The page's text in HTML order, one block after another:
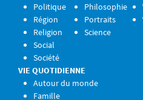
Politique
Région
Religion
Social
Société
Philosophie
Portraits
Science
VIE QUOTIDIENNE
Autour du monde
Famille